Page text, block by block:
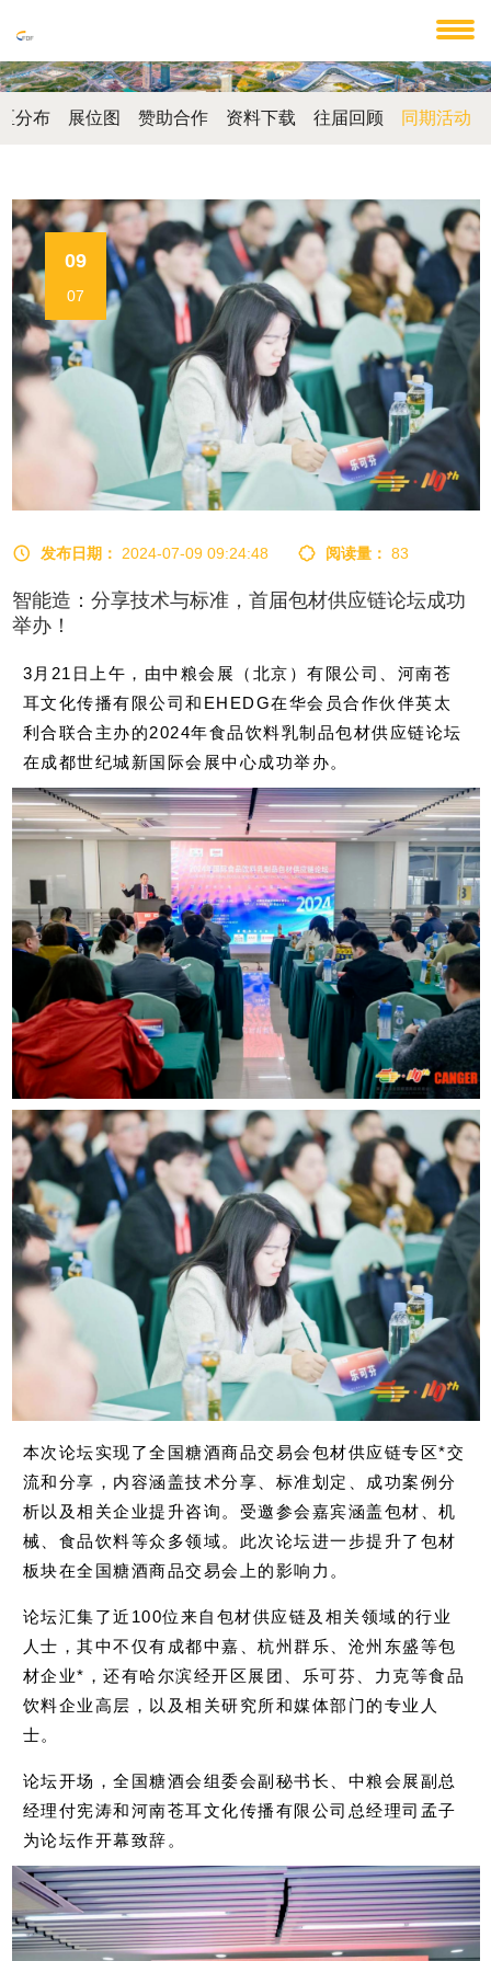
分布 展位图 赞助合作 资料下载 往届回顾 同期活动
09
07
发布日期： 2024-07-09 09:24:48 阅读量： 83
智能造：分享技术与标准，首届包材供应链论坛成功
举办！
3月21日上午，由中粮会展（北京）有限公司、河南苍
耳文化传播有限公司和EHEDG在华会员合作伙伴英太
利合联合主办的2024年食品饮料乳制品包材供应链论坛
在成都世纪城新国际会展中心成功举办。
本次论坛实现了全国糖酒商品交易会包材供应链专区*交
流和分享，内容涵盖技术分享、标准划定、成功案例分
析以及相关企业提升咨询。受邀参会嘉宾涵盖包材、机
械、食品饮料等众多领域。此次论坛进一步提升了包材
板块在全国糖酒商品交易会上的影响力。
论坛汇集了近100位来自包材供应链及相关领域的行业
人士，其中不仅有成都中嘉、杭州群乐、沧州东盛等包
材企业*，还有哈尔滨经开区展团、乐可芬、力克等食品
饮料企业高层，以及相关研究所和媒体部门的专业人
士。
论坛开场，全国糖酒会组委会副秘书长、中粮会展副总
经理付宪涛和河南苍耳文化传播有限公司总经理司孟子
为论坛作开幕致辞。